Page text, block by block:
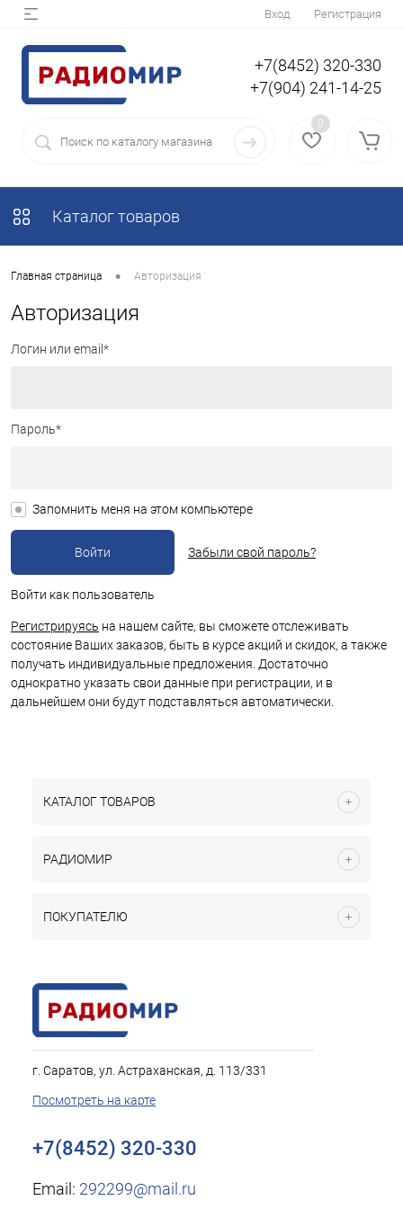
Вход Регистрация
+7(8452) 320-330
+7(904) 241-14-25
0
Каталог товаров
Главная страница • Авторизация
Авторизация
Логин или email*
Пароль*
Запомнить меня на этом компьютере
Забыли свой пароль?
Войти как пользователь
Регистрируясь на нашем сайте, вы сможете отслеживать
состояние Ваших заказов, быть в курсе акций и скидок, а также
получать индивидуальные предложения. Достаточно
однократно указать свои данные при регистрации, и в
дальнейшем они будут подставляться автоматически.
КАТАЛОГ ТОВАРОВ
РАДИОМИР
ПОКУПАТЕЛЮ
г. Саратов, ул. Астраханская, д. 113/331
Посмотреть на карте
+7(8452) 320-330
Email: 292299@mail.ru